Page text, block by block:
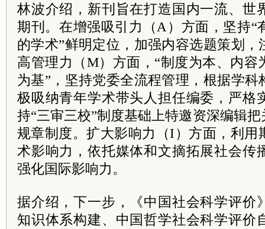
林波介绍，新刊旨在打造国内一流、世
期刊。在增强吸引力（A）方面，坚持“
的学术”鲜明定位，加强内容选题策划
高管理力（M）方面，“制度为本、内容
为基”，坚持党委全流程管理，根据学
极吸纳青年学术带头人担任编委，严格
持“三审三校”制度基础上特邀资深编辑
规章制度。扩大影响力（I）方面，利用
术影响力，依托媒体和文摘拓展社会传
强化国际影响力。
据介绍，下一步，《中国社会科学评价
知识体系构建、中国哲学社会科学评价